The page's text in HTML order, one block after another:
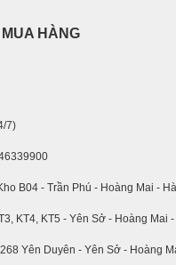
HÀNG
7)
B04 - Trần Phú - Hoàng Mai -
KT4, KT5 - Yên Sở - Hoàng Mai -
Yên Duyên - Yên Sở - Hoàng